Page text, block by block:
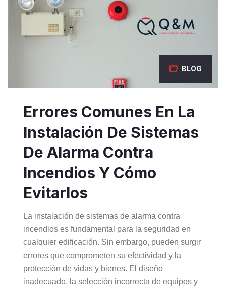
BLOG
Errores Comunes En La
Instalación De Sistemas
De Alarma Contra
Incendios Y Cómo
Evitarlos
La instalación de sistemas de alarma contra
incendios es fundamental para la seguridad en
cualquier edificación. Sin embargo, pueden surgir
errores que comprometen su efectividad y la
protección de vidas y bienes. El diseño
inadecuado, la selección incorrecta de equipos y